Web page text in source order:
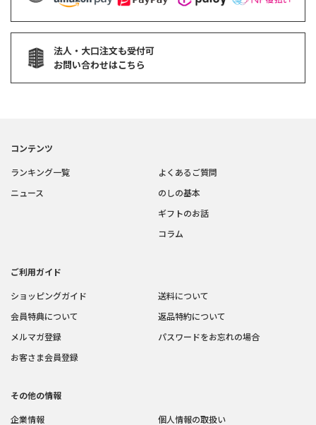
法人・大口注文も受付可
お問い合わせはこちら
コンテンツ
ランキング一覧
ニュース
よくあるご質問
のしの基本
ギフトのお話
コラム
ご利用ガイド
ショッピングガイド
会員特典について
メルマガ登録
お客さま会員登録
送料について
返品特約について
パスワードをお忘れの場合
その他の情報
企業情報
個人情報の取扱い